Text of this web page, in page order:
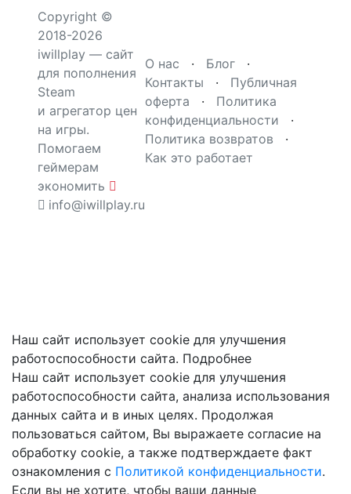
Copyright ©
2018-2026
iwillplay — сайт
для пополнения
Steam
и агрегатор цен
на игры.
Помогаем
геймерам
экономить
info@iwillplay.ru
О нас · Блог ·
Контакты · Публичная
оферта · Политика
конфиденциальности ·
Политика возвратов ·
Как это работает
Наш сайт использует cookie для улучшения
работоспособности сайта. Подробнее
Наш сайт использует cookie для улучшения
работоспособности сайта, анализа использования
данных сайта и в иных целях. Продолжая
пользоваться сайтом, Вы выражаете согласие на
обработку cookie, а также подтверждаете факт
ознакомления с Политикой конфиденциальности.
Если вы не хотите, чтобы ваши данные